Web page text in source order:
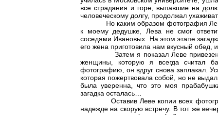
все страдания и горе, выпавшие на
человеческому долгу, продолжал
Но каким образом фотография Левы,
к моему дедушке, Лева не смог
соседями Ивановых. На этом этапе
его жена приготовила нам вкусный обед,
Затем я показал Леве
женщины, которую я всегда считал
фотографию, он вдруг снова заплакал.
которая пожертвовала собой, но не
была уверенна, что это моя
загадка осталась…
Оставив Леве копии всех
надежде на скорую встречу. В тот же